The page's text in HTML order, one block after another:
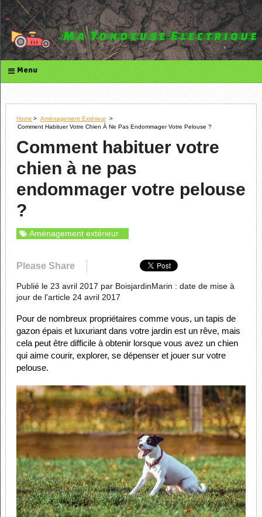
Menu
Home > Aménagement Extérieur >
Comment Habituer Votre Chien À Ne Pas Endommager Votre Pelouse ?
Comment habituer votre
chien à ne pas
endommager votre pelouse
?
Aménagement extérieur
Please Share
Publié le 23 avril 2017 par BoisjardinMarin : date de mise à
jour de l'article 24 avril 2017
Pour de nombreux propriétaires comme vous, un tapis de
gazon épais et luxuriant dans votre jardin est un rêve, mais
cela peut être difficile à obtenir lorsque vous avez un chien
qui aime courir, explorer, se dépenser et jouer sur votre
pelouse.